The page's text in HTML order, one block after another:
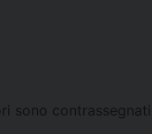
sono contrassegnati